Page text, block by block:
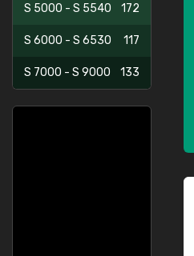
S 5000 - S 5540 172
S 6000 - S 6530 117
S 7000 - S 9000 133